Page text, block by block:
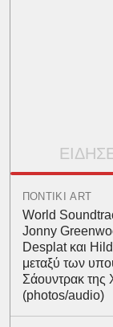
ΠΟΝΤΙΚΙ ART
World
Jonny
Desplat και
μεταξύ των
Σάουντρακ της
(photos/audio)